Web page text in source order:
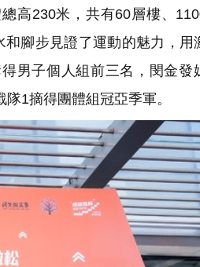
高230米，共有60層樓、
腳步見證了運動的魅力，用
男子個人組前三名，閔金發
1摘得團體組冠亞季軍。